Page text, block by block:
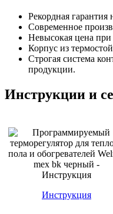
Рекордная гарантия
Современное
Невысокая цена при
Корпус из
Строгая система
продукции.
Инструкции и
Инструкция